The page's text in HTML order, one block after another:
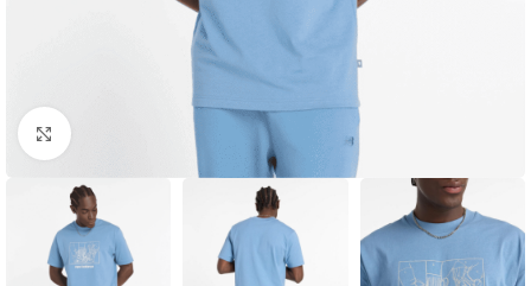
Amplía la Imagen